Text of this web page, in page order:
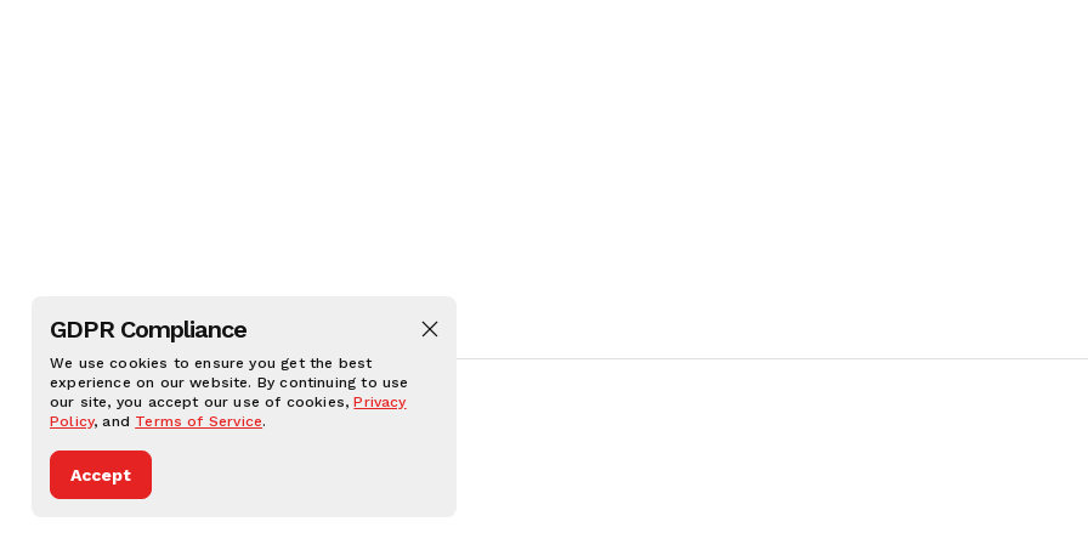
GDPR Compliance
We use cookies to ensure you get the best
experience on our website. By continuing to use
our site, you accept our use of cookies,Privacy
Policy, and Terms of Service.
Accept
นิเทศก์ NEWS